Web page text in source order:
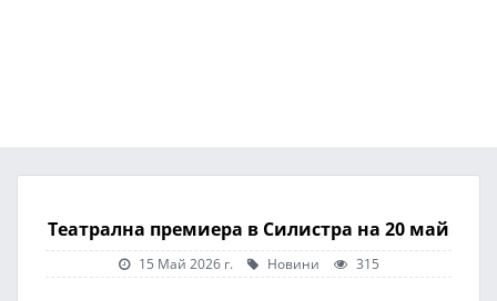
Театрална премиера в Силистра на 20 май
15 Май 2026 г. Новини 315